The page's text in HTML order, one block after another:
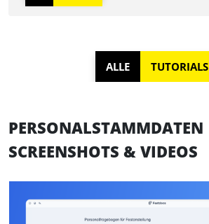
ALLE TUTORIALS
PERSONALSTAMMDATEN
SCREENSHOTS & VIDEOS